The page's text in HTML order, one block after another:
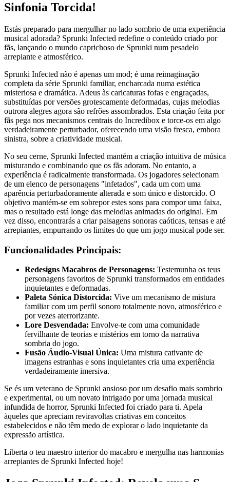
Sinfonia Torcida!
Estás preparado para mergulhar no lado sombrio de uma experiência
musical adorada? Sprunki Infected redefine o conteúdo criado por
fãs, lançando o mundo caprichoso de Sprunki num pesadelo
arrepiante e atmosférico.
Sprunki Infected não é apenas um mod; é uma reimaginação
completa da série Sprunki familiar, encharcada numa estética
misteriosa e dramática. Adeus às caricaturas fofas e engraçadas,
substituídas por versões grotescamente deformadas, cujas melodias
outrora alegres agora são refrões assombrados. Esta criação feita por
fãs pega nos mecanismos centrais do Incredibox e torce-os em algo
verdadeiramente perturbador, oferecendo uma visão fresca, embora
sinistra, sobre a criatividade musical.
No seu cerne, Sprunki Infected mantém a criação intuitiva de música
misturando e combinando que os fãs adoram. No entanto, a
experiência é radicalmente transformada. Os jogadores selecionam
de um elenco de personagens "infetados", cada um com uma
aparência perturbadoramente alterada e som único e distorcido. O
objetivo mantém-se em sobrepor estes sons para compor uma faixa,
mas o resultado está longe das melodias animadas do original. Em
vez disso, encontrarás a criar paisagens sonoras caóticas, tensas e até
arrepiantes, empurrando os limites do que um jogo musical pode ser.
Funcionalidades Principais:
Redesigns Macabros de Personagens: Testemunha os teus
personagens favoritos de Sprunki transformados em entidades
inquietantes e deformadas.
Paleta Sónica Distorcida: Vive um mecanismo de mistura
familiar com um perfil sonoro totalmente novo, atmosférico e
por vezes aterrorizante.
Lore Desvendada: Envolve-te com uma comunidade
fervilhante de teorias e mistérios em torno da narrativa
sombria do jogo.
Fusão Áudio-Visual Única: Uma mistura cativante de
imagens estranhas e sons inquietantes cria uma experiência
verdadeiramente imersiva.
Se és um veterano de Sprunki ansioso por um desafio mais sombrio
e experimental, ou um novato intrigado por uma jornada musical
infundida de horror, Sprunki Infected foi criado para ti. Apela
àqueles que apreciam reviravoltas criativas em conceitos
estabelecidos e não têm medo de explorar o lado inquietante da
expressão artística.
Liberta o teu maestro interior do macabro e mergulha nas harmonias
arrepiantes de Sprunki Infected hoje!